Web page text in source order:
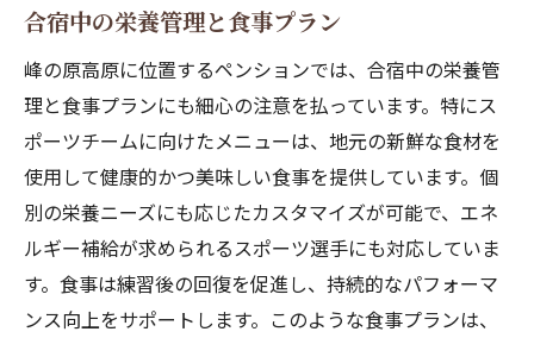
合宿中の栄養管理と食事プラン
峰の原高原に位置するペンションでは、合宿中の栄養管
理と食事プランにも細心の注意を払っています。特にス
ポーツチームに向けたメニューは、地元の新鮮な食材を
使用して健康的かつ美味しい食事を提供しています。個
別の栄養ニーズにも応じたカスタマイズが可能で、エネ
ルギー補給が求められるスポーツ選手にも対応していま
す。食事は練習後の回復を促進し、持続的なパフォーマ
ンス向上をサポートします。このような食事プランは、